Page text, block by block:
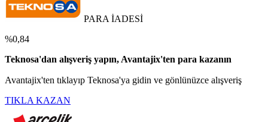
PARA İADESİ
%0,84
Teknosa'dan alışveriş yapın, Avantajix'ten para kazanın
Avantajix'ten tıklayıp Teknosa'ya gidin ve gönlünüzce alışveriş
TIKLA KAZAN